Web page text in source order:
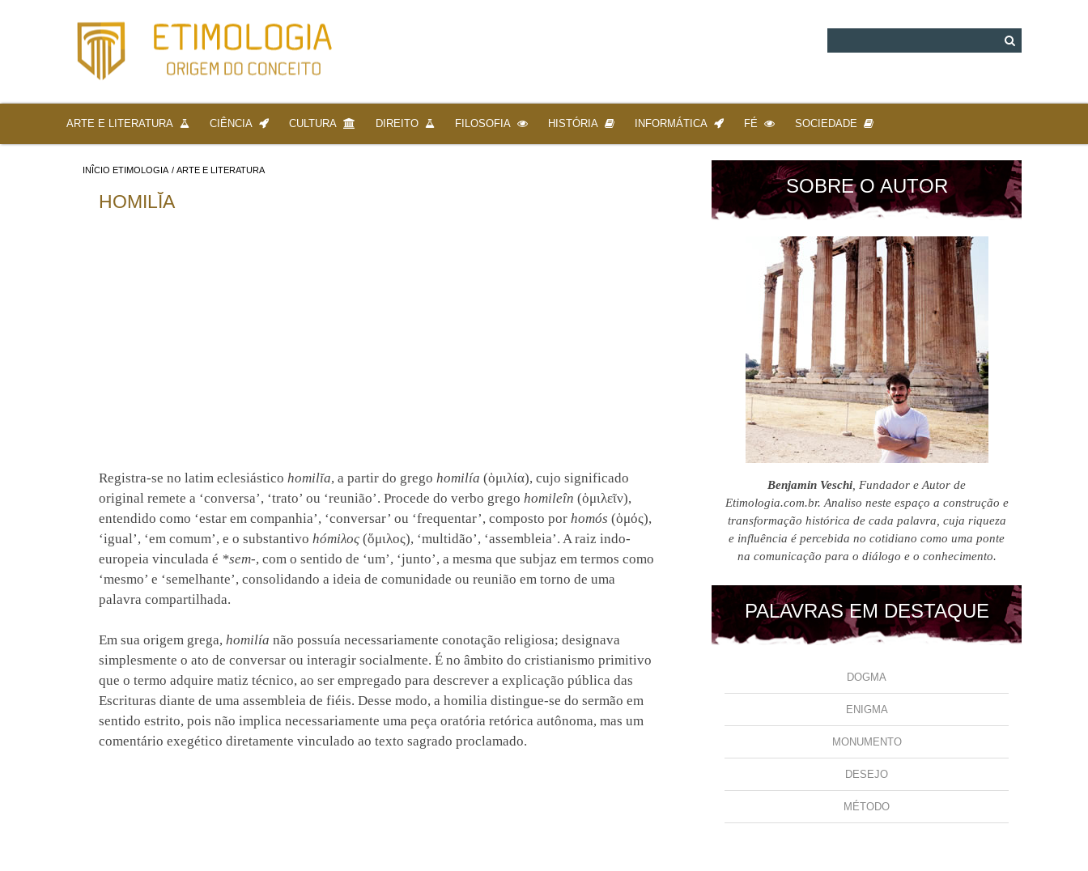
ARTE E LITERATURA CIÊNCIA CULTURA DIREITO FILOSOFIA HISTÓRIA INFORMÁTICA FÉ SOCIEDADE
INÎCIO ETIMOLOGIA / ARTE E LITERATURA
HOMILĬA
Registra-se no latim eclesiástico homilĭa, a partir do grego homilía (ὁμιλία), cujo significado
original remete a ‘conversa’, ‘trato’ ou ‘reunião’. Procede do verbo grego homileîn (ὁμιλεῖν),
entendido como ‘estar em companhia’, ‘conversar’ ou ‘frequentar’, composto por homós (ὁμός),
‘igual’, ‘em comum’, e o substantivo hómiλος(ὅμιλος), ‘multidão’, ‘assembleia’. A raiz indo-
europeia vinculada é *sem-, com o sentido de ‘um’, ‘junto’, a mesma que subjaz em termos como
‘mesmo’ e ‘semelhante’, consolidando a ideia de comunidade ou reunião em torno de uma
palavra compartilhada.
Em sua origem grega, homilía não possuía necessariamente conotação religiosa; designava
simplesmente o ato de conversar ou interagir socialmente. É no âmbito do cristianismo primitivo
que o termo adquire matiz técnico, ao ser empregado para descrever a explicação pública das
Escrituras diante de uma assembleia de fiéis. Desse modo, a homilia distingue-se do sermão em
sentido estrito, pois não implica necessariamente uma peça oratória retórica autônoma, mas um
comentário exegético diretamente vinculado ao texto sagrado proclamado.
SOBRE O AUTOR
Benjamin Veschi , Fundador e Autor de
Etimologia.com.br. Analiso neste espaço a construção e
transformação histórica de cada palavra, cuja riqueza
e influência é percebida no cotidiano como uma ponte
na comunicação para o diálogo e o conhecimento.
PALAVRAS EM DESTAQUE
DOGMA
ENIGMA
MONUMENTO
DESEJO
MÉTODO